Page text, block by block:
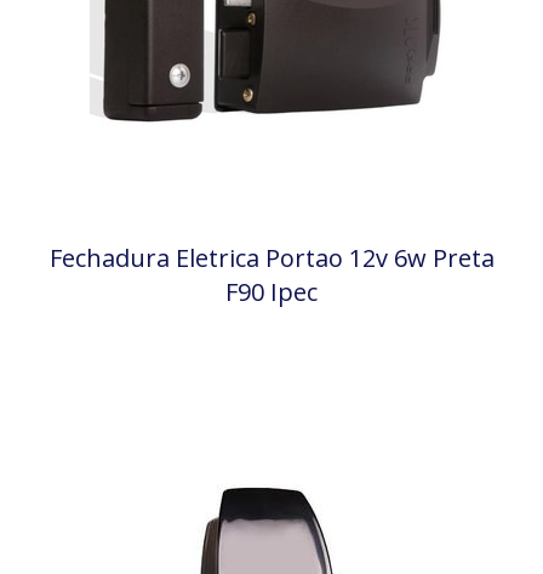
Fechadura Eletrica Portao 12v 6w Preta
F90 Ipec